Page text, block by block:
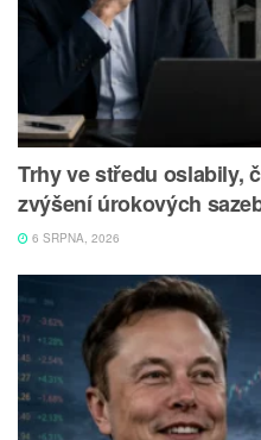
Trhy ve středu oslabily,
zvýšení úrokových
6 SRPNA, 2026